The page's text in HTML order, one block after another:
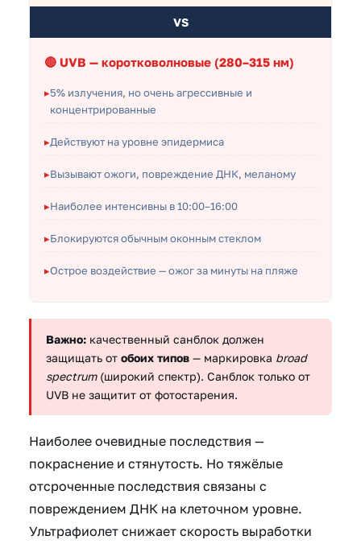
VS
🔴 UVB — коротковолновые (280–315 нм)
5% излучения, но очень агрессивные и
концентрированные
Действуют на уровне эпидермиса
Вызывают ожоги, повреждение ДНК, меланому
Наиболее интенсивны в 10:00–16:00
Блокируются обычным оконным стеклом
Острое воздействие — ожог за минуты на пляже
Важно: качественный санблок должен
защищать от обоих типов — маркировка broad
spectrum(широкий спектр). Санблок только от
UVB не защитит от фотостарения.
Наиболее очевидные последствия —
покраснение и стянутость. Но тяжёлые
отсроченные последствия связаны с
повреждением ДНК на клеточном уровне.
Ультрафиолет снижает скорость выработки